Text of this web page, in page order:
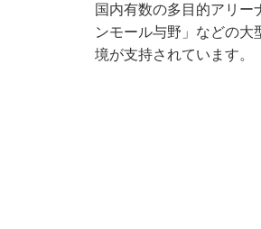
国内有数の多目的アリー
ンモール与野」などの
境が支持されています。